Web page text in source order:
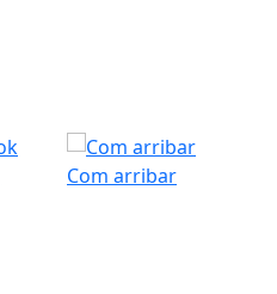
Com arribar